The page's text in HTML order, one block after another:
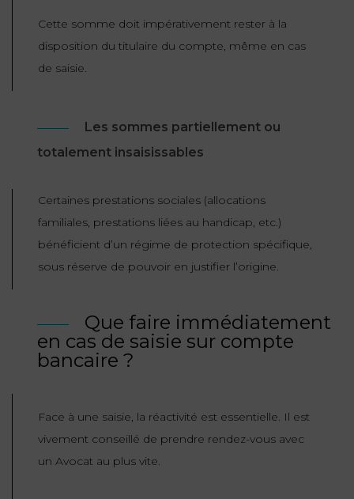
Cette somme doit impérativement rester à la
disposition du titulaire du compte, même en cas
de saisie.
Les sommes partiellement ou
totalement insaisissables
Certaines prestations sociales (allocations
familiales, prestations liées au handicap, etc.)
bénéficient d’un régime de protection spécifique,
sous réserve de pouvoir en justifier l’origine.
Que faire immédiatement
en cas de saisie sur compte
bancaire ?
Face à une saisie, la réactivité est essentielle. Il est
vivement conseillé de prendre rendez-vous avec
un Avocat au plus vite.